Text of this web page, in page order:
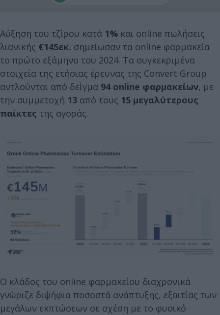
Αύξηση του τζίρου κατά 1% και online πωλήσεις
λιανικής €145εκ. σημείωσαν τα online φαρμακεία
το πρώτο εξάμηνο του 2024. Τα συγκεκριμένα
στοιχεία της ετήσιας έρευνας της Convert Group
αντλούνται από δείγμα 94 online φαρμακείων, με
την συμμετοχή 13 από τους 15 μεγαλύτερους
παίκτες της αγοράς.
Ο κλάδος του online φαρμακείου διαχρονικά
γνώριζε διψήφια ποσοστά ανάπτυξης, εξαιτίας των
μεγάλων εκπτώσεων σε σχέση με το φυσικό